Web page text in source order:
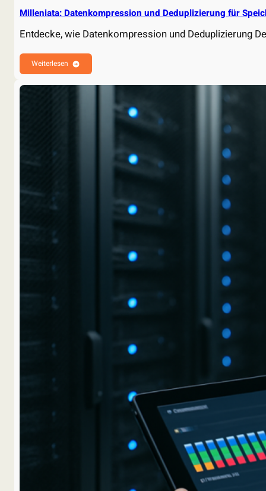
Milleniata: Datenkompression und Deduplizierung für
Entdecke, wie Datenkompression und Deduplizierung
Weiterlesen